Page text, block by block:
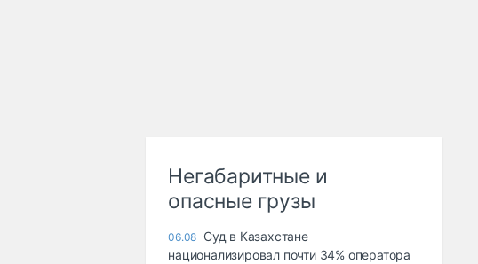
Негабаритные и
опасные грузы
06.08 Суд в Казахстане
национализировал почти 34% оператора